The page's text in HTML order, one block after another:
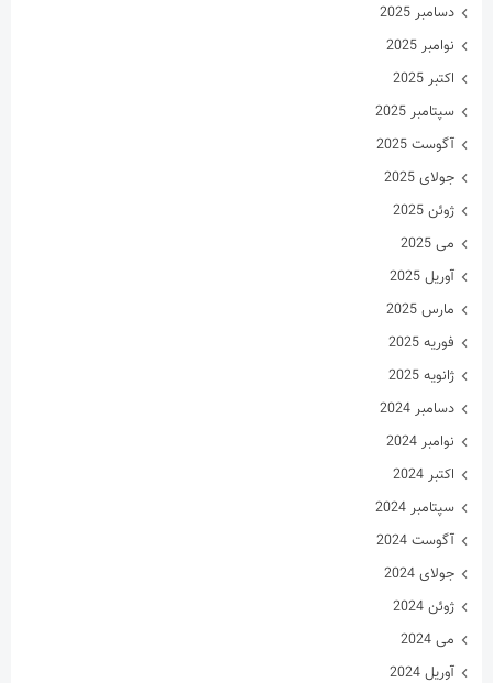
دسامبر 2025
نوامبر 2025
اکتبر 2025
سپتامبر 2025
آگوست 2025
جولای 2025
ژوئن 2025
می 2025
آوریل 2025
مارس 2025
فوریه 2025
ژانویه 2025
دسامبر 2024
نوامبر 2024
اکتبر 2024
سپتامبر 2024
آگوست 2024
جولای 2024
ژوئن 2024
می 2024
آوریل 2024